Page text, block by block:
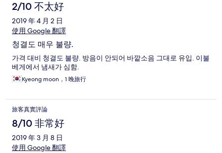
2/10 不太好
2019 年 4 月 2 日
使用 Google 翻譯
청결도 매우 불량.
가격 대비 청결도 불량. 방음이 안되어 바깥소음 그대로 유입. 이불
베게에서 냄새가 심함.
Kyeong moon，1 晚旅行
旅客真實評論
8/10 非常好
2019 年 3 月 8 日
使用 Google 翻譯